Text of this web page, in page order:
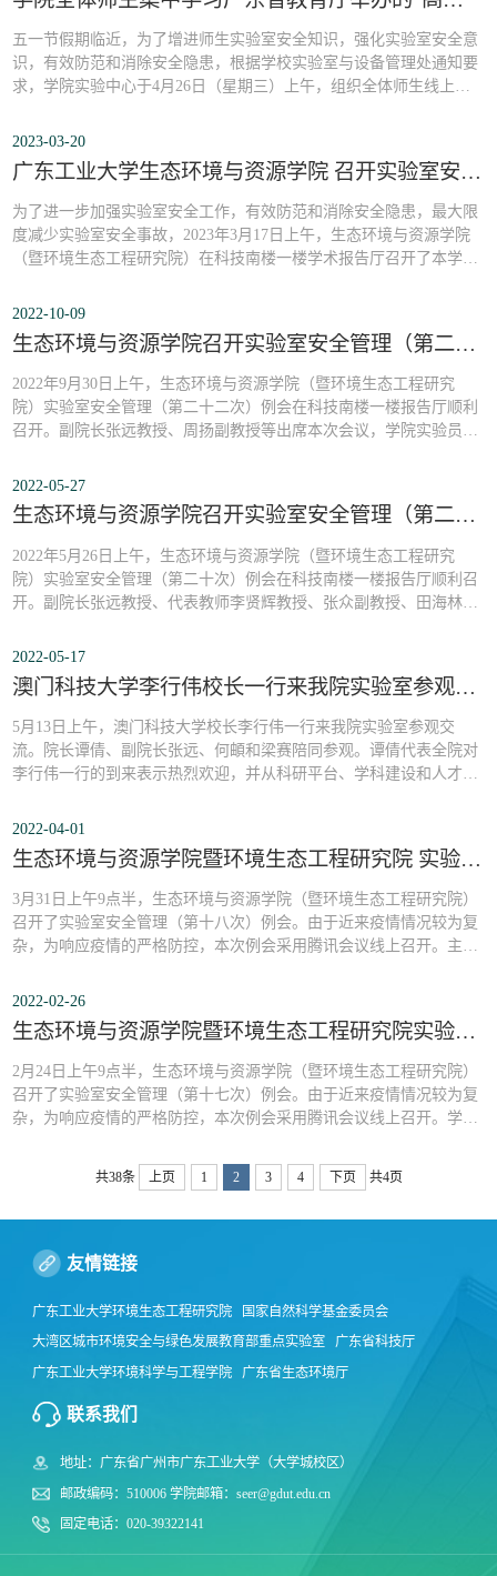
求；带领大家一起学习了高等学校实验室安全...
五一节假期临近，为了增进师生实验室安全知识，强化实验室安全意
识，有效防范和消除安全隐患，根据学校实验室与设备管理处通知要
求，学院实验中心于4月26日（星期三）上午，组织全体师生线上、
与管理研讨交流会”。会议伊始，广东省教育厅副厅长李璧亮作动员
定。会议交流内容包括广东省应急管理厅...
2023-03-20
广东工业大学生态环境与资源学院 召开实验室安全管理第二十六次例会
为了进一步加强实验室安全工作，有效防范和消除安全隐患，最大限
度减少实验室安全事故，2023年3月17日上午，生态环境与资源学院
（暨环境生态工程研究院）在科技南楼一楼学术报告厅召开了本学院
团队参与实验的师生参加了会议。学院实验室管理团队带领全体与会
规范》，梳理了实验室安全管理的探索和发...
2022-10-09
生态环境与资源学院召开实验室安全管理（第二十二次）例会
2022年9月30日上午，生态环境与资源学院（暨环境生态工程研究
院）实验室安全管理（第二十二次）例会在科技南楼一楼报告厅顺利
召开。副院长张远教授、周扬副教授等出席本次会议，学院实验员、
管理有所松懈，实验室环境卫生退步明显。张远教授强调安全管理永
全就是重视个人人身安全，要从整洁卫生等小...
2022-05-27
生态环境与资源学院召开实验室安全管理（第二十次）例会
2022年5月26日上午，生态环境与资源学院（暨环境生态工程研究
院）实验室安全管理（第二十次）例会在科技南楼一楼报告厅顺利召
开。副院长张远教授、代表教师李贤辉教授、张众副教授、田海林副
了会议。针对近期学院的仪器设备采购工作，实验室管理团队介绍了
醒。随后，实验室管理团队对近期实验室安全检...
2022-05-17
澳门科技大学李行伟校长一行来我院实验室参观交流
5月13日上午，澳门科技大学校长李行伟一行来我院实验室参观交
流。院长谭倩、副院长张远、何頔和梁赛陪同参观。谭倩代表全院对
李行伟一行的到来表示热烈欢迎，并从科研平台、学科建设和人才引
环境研究中心李行伟一行首先参观了学院的分析测试平台，张远和何
规划。随后，李行伟一行重点参观了...
2022-04-01
生态环境与资源学院暨环境生态工程研究院 实验室安全管理（第十八次）例会
3月31日上午9点半，生态环境与资源学院（暨环境生态工程研究院）
召开了实验室安全管理（第十八次）例会。由于近来疫情情况较为复
杂，为响应疫情的严格防控，本次例会采用腾讯会议线上召开。主管
学院近百名有实验需求的师生均参与了本次会议。杨愿愿首先讲解了
尽快在“实验室安全综合管理系统”更新...
2022-02-26
生态环境与资源学院暨环境生态工程研究院实验室安全管理（第十七次）例会
2月24日上午9点半，生态环境与资源学院（暨环境生态工程研究院）
召开了实验室安全管理（第十七次）例会。由于近来疫情情况较为复
杂，为响应疫情的严格防控，本次例会采用腾讯会议线上召开。学院
骕骦、行政助理张菀鑫参加了本次会议，此为本学期第一次实验室安
全管理例会，学院近百名有实验需求的师生均参与了本次会议。实验
共38条 上页 1 2 3 4 下页 共4页
友情链接
广东工业大学环境生态工程研究院
国家自然科学基金委员会
大湾区城市环境安全与绿色发展教育部重点实验室
广东省科技厅
广东工业大学环境科学与工程学院
广东省生态环境厅
中国科学院南海海洋研究所
广东工业大学财务处
广东工业大学分析测试中心
联系我们
地址：广东省广州市广东工业大学（大学城校区）
邮政编码：510006 学院邮箱：seer@gdut.edu.cn
固定电话：020-39322141